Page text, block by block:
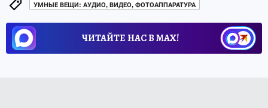
УМНЫЕ ВЕЩИ: АУДИО, ВИДЕО, ФОТОАППАРАТУРА
ЧИТАЙТЕ НАС В МАХ!